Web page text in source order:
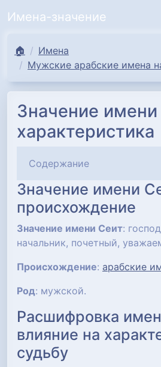
Имена-значение
🏠
Имена
Мужские арабские имена
Значение имени
характеристика
Содержание
Значение имени
происхождение
Значение имени Сеит:
начальник, почетный,
Происхождение: арабские
Род: мужской.
Расшифровка
влияние на
судьбу